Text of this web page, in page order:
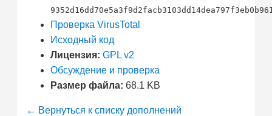
Проверка VirusTotal
Исходный код
Лицензия: GPL v2
Обсуждение и проверка
Размер файла: 68.1 KB
← Вернуться к списку дополнений